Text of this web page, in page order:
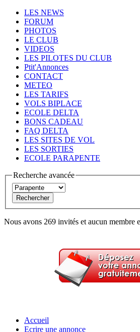
LES NEWS
FORUM
PHOTOS
LE CLUB
VIDEOS
LES PILOTES DU CLUB
Ptit'Annonces
CONTACT
METEO
LES TARIFS
VOLS BIPLACE
ECOLE DELTA
BONS CADEAU
FAQ DELTA
LES SITES DE VOL
LES SORTIES
ECOLE PARAPENTE
Recherche avancée
Nous avons 269 invités et aucun membre
Accueil
Ecrire une annonce